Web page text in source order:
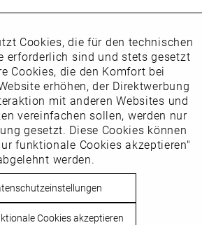
Sie uns auf Instagram
habe ich zur Kenntnis
Aktiv
Inaktiv
Inaktiv
Inaktiv
Cookies, die für den technischen
erforderlich sind und stets gesetzt
Cookies, die den Komfort bei
erhöhen, der Direktwerbung
mit anderen Websites und
vereinfachen sollen, werden nur
gesetzt. Diese Cookies können
funktionale Cookies akzeptieren"
werden.
Cookies akzeptieren